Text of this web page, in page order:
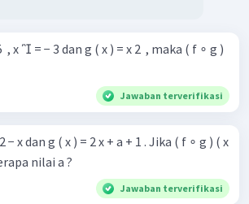
, x  = − 3 dan g ( x ) = x 2 ​ , maka ( f ∘ g )
Jawaban terverifikasi
− x dan g ( x ) = 2 x + a + 1 . Jika ( f ∘ g ) ( x
nilai a ?
Jawaban terverifikasi